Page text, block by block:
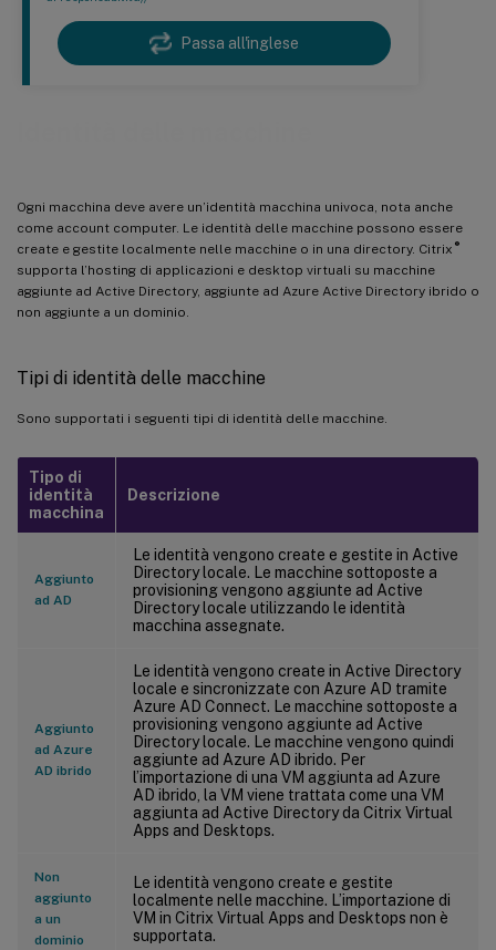
Passa all'inglese
Ogni macchina deve avere un’identità macchina univoca, nota anche
come account computer. Le identità delle macchine possono essere
create e gestite localmente nelle macchine o in una directory. Citrix ®
supporta l’hosting di applicazioni e desktop virtuali su macchine
aggiunte ad Active Directory, aggiunte ad Azure Active Directory ibrido o
non aggiunte a un dominio.
Tipi di identità delle macchine
Sono supportati i seguenti tipi di identità delle macchine.
Tipo di
identità
macchina
Descrizione
Aggiunto
ad AD
Le identità vengono create e gestite in Active
Directory locale. Le macchine sottoposte a
provisioning vengono aggiunte ad Active
Directory locale utilizzando le identità
macchina assegnate.
Aggiunto
ad Azure
AD ibrido
Le identità vengono create in Active Directory
locale e sincronizzate con Azure AD tramite
Azure AD Connect. Le macchine sottoposte a
provisioning vengono aggiunte ad Active
Directory locale. Le macchine vengono quindi
aggiunte ad Azure AD ibrido. Per
l’importazione di una VM aggiunta ad Azure
AD ibrido, la VM viene trattata come una VM
aggiunta ad Active Directory da Citrix Virtual
Apps and Desktops.
Non
aggiunto
a un
dominio
Le identità vengono create e gestite
localmente nelle macchine. L’importazione di
VM in Citrix Virtual Apps and Desktops non è
supportata.